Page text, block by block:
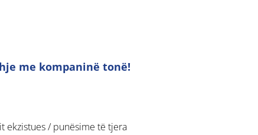
me kompaninë tonë!
ekzistues / punësime të tjera